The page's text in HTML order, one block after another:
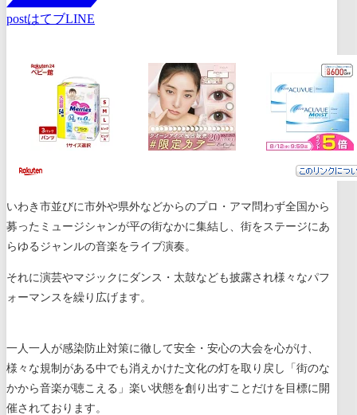
postはてブLINE
いわき市並びに市外や県外などからのプロ・アマ問わず全国から
募ったミュージシャンが平の街なかに集結し、街をステージにあ
らゆるジャンルの音楽をライブ演奏。
それに演芸やマジックにダンス・太鼓なども披露され様々なパフ
ォーマンスを繰り広げます。
一人一人が感染防止対策に徹して安全・安心の大会を心がけ、
様々な規制がある中でも消えかけた文化の灯を取り戻し「街のな
かから音楽が聴こえる」楽い状態を創り出すことだけを目標に開
催されております。